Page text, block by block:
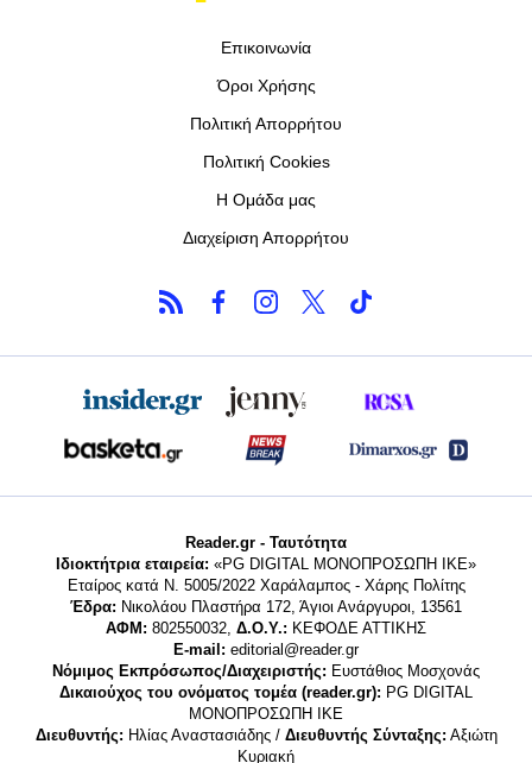
Επικοινωνία
Όροι Χρήσης
Πολιτική Απορρήτου
Πολιτική Cookies
Η Ομάδα μας
Διαχείριση Απορρήτου
Reader.gr - Ταυτότητα
Ιδιοκτήτρια εταιρεία: «PG DIGITAL MONΟΠΡΟΣΩΠΗ ΙΚΕ»
Εταίρος κατά Ν. 5005/2022 Χαράλαμπος - Χάρης Πολίτης
Έδρα: Νικολάου Πλαστήρα 172, Άγιοι Ανάργυροι, 13561
ΑΦΜ: 802550032, Δ.Ο.Υ.: ΚΕΦΟΔΕ ΑΤΤΙΚΗΣ
E-mail: editorial@reader.gr
Νόμιμος Εκπρόσωπος/Διαχειριστής: Ευστάθιος Μοσχονάς
Δικαιούχος του ονόματος τομέα (reader.gr): PG DIGITAL
MONΟΠΡΟΣΩΠΗ ΙΚΕ
Διευθυντής: Ηλίας Αναστασιάδης / Διευθυντής Σύνταξης: Αξιώτη
Κυριακή